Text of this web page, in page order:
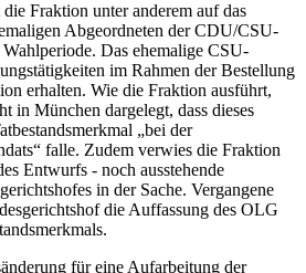
Fraktion unter anderem auf das
Abgeordneten der CDU/CSU-
Das ehemalige CSU-
im Rahmen der Bestellung
erhalten. Wie die Fraktion ausführt,
in München dargelegt, dass dieses
„bei der
falle. Zudem verwies die Fraktion
Entwurfs - noch ausstehende
in der Sache. Vergangene
die Auffassung des OLG
für eine Aufarbeitung der